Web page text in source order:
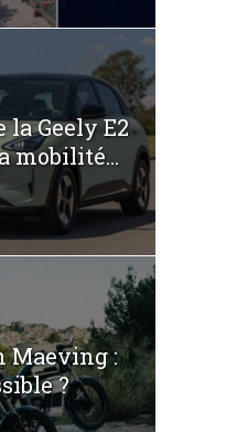
Geely E2
mobilité...
Maeving :
?